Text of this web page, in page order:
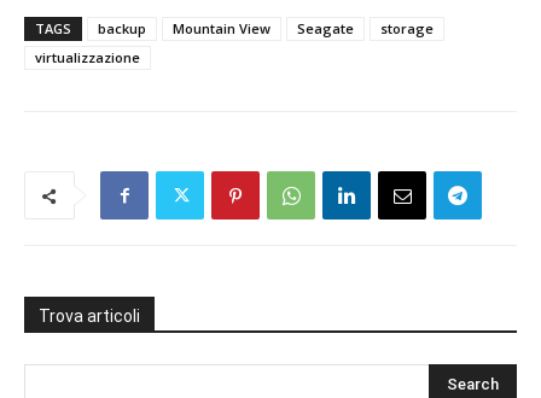
TAGS backup Mountain View Seagate
storage
virtualizzazione
Trova articoli